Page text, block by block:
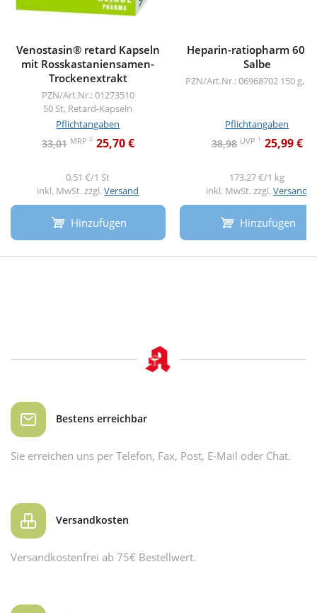
Venostasin® retard Kapseln
mit Rosskastaniensamen-
Trockenextrakt
PZN/Art.Nr.: 01273510
50 St, Retard-Kapseln
Pflichtangaben
33,01 MRP 2 25,70 €
0,51 €/1 St
inkl. MwSt. zzgl.Versand
Hinzufügen
Heparin-ratiopharm 60
Salbe
PZN/Art.Nr.: 06968702 150 g,
Pflichtangaben
38,98 UVP 1 25,99 €
173,27 €/1 kg
inkl. MwSt. zzgl.Versand
Hinzufügen
Bestens erreichbar
Sie erreichen uns per Telefon, Fax, Post, E-Mail oder Chat.
Versandkosten
Versandkostenfrei ab 75€ Bestellwert.